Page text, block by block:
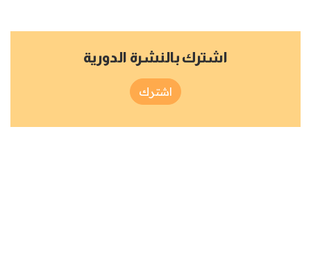
اشترك بالنشرة الدورية
اشترك